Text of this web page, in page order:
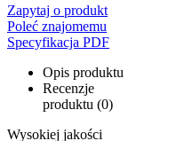
Zapytaj o produkt
Poleć znajomemu
Specyfikacja PDF
Opis produktu
Recenzje
produktu (0)
Wysokiej jakości